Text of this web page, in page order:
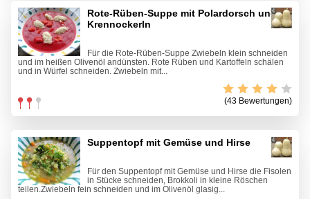
Rote-Rüben-Suppe mit Polardorsch und
Krennockerln
Für die Rote-Rüben-Suppe Zwiebeln klein schneiden
und im heißen Olivenöl andünsten. Rote Rüben und Kartoffeln schälen
und in Würfel schneiden. Zwiebeln mit...
(43 Bewertungen)
Suppentopf mit Gemüse und Hirse
Für den Suppentopf mit Gemüse und Hirse die Fisolen
in Stücke schneiden, Brokkoli in kleine Röschen
teilen.Zwiebeln fein schneiden und im Olivenöl glasig...